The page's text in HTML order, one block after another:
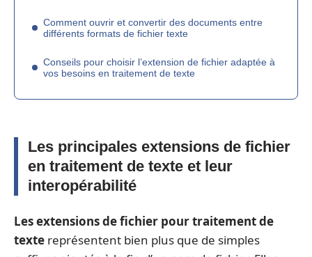
Comment ouvrir et convertir des documents entre
différents formats de fichier texte
Conseils pour choisir l’extension de fichier adaptée à
vos besoins en traitement de texte
Les principales extensions de fichier
en traitement de texte et leur
interopérabilité
Les extensions de fichier pour traitement de
texte représentent bien plus que de simples